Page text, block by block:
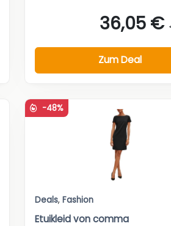
36,05 €
Zum Deal
-48%
Deals, Fashion
Etuikleid von comma